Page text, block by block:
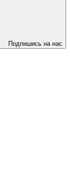
Подпишись на нас